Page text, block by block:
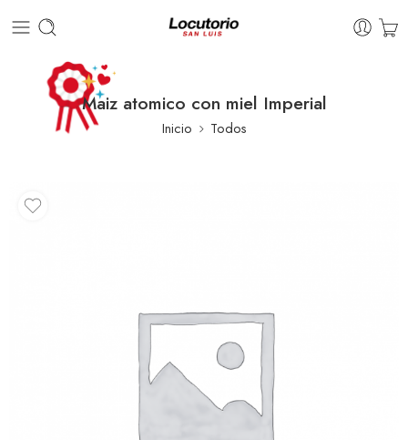
Maiz atomico con miel Imperial
Inicio Todos